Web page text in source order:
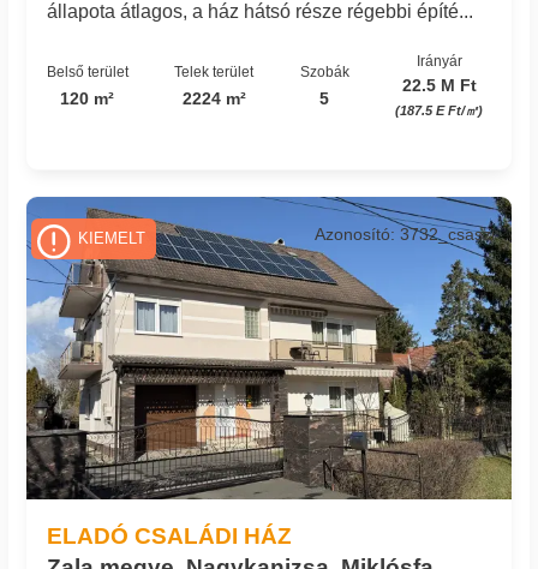
állapota átlagos, a ház hátsó része régebbi építé...
Belső terület
120 m²
Telek terület
2224 m²
Szobák
5
Irányár
22.5 M Ft
(187.5 E Ft/㎡)
ELADÓ CSALÁDI HÁZ
Azonosító: 3732_csaszi
KIEMELT